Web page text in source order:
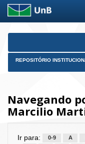
Skip
REPOSITÓRIO
Navegando
Marcilio
Ir para: 0-9 A